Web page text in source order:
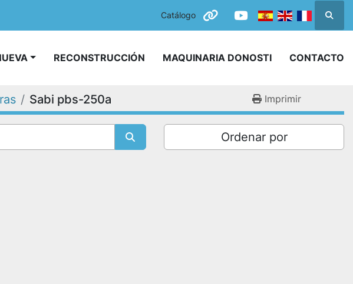
Catálogo
otheryoutube
RECONSTRUCCIÓN MAQUINARIA DONOSTI CONTACTO
Sabi pbs-250a Imprimir
Ordenar por